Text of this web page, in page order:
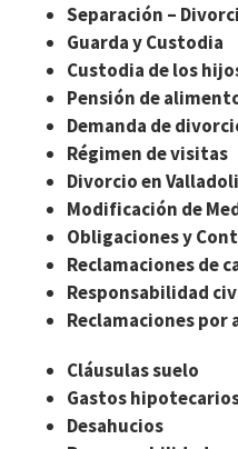
Separación –
Guarda y Custodia
Custodia de los
Pensión de
Demanda de
Régimen de visitas
Divorcio en
Modificación de
Obligaciones y
Reclamaciones de
Responsabilidad
Reclamaciones
Cláusulas suelo
Gastos
Desahucios